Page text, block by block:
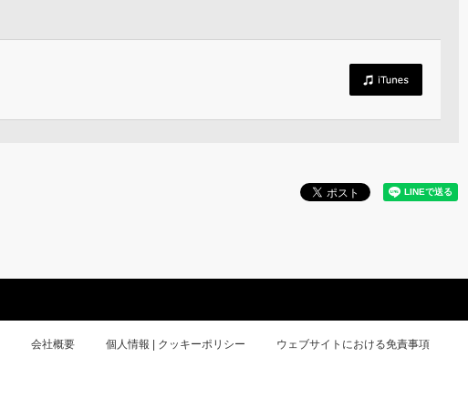
会社概要 個人情報 | クッキーポリシー ウェブサイトにおける免責事項